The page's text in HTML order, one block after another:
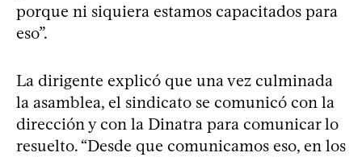
porque ni siquiera estamos capacitados para
eso”.
La dirigente explicó que una vez culminada
la asamblea, el sindicato se comunicó con la
dirección y con la Dinatra para comunicar lo
resuelto. “Desde que comunicamos eso, en los